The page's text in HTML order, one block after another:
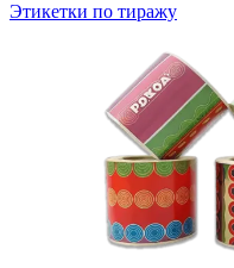
Этикетки по тиражу